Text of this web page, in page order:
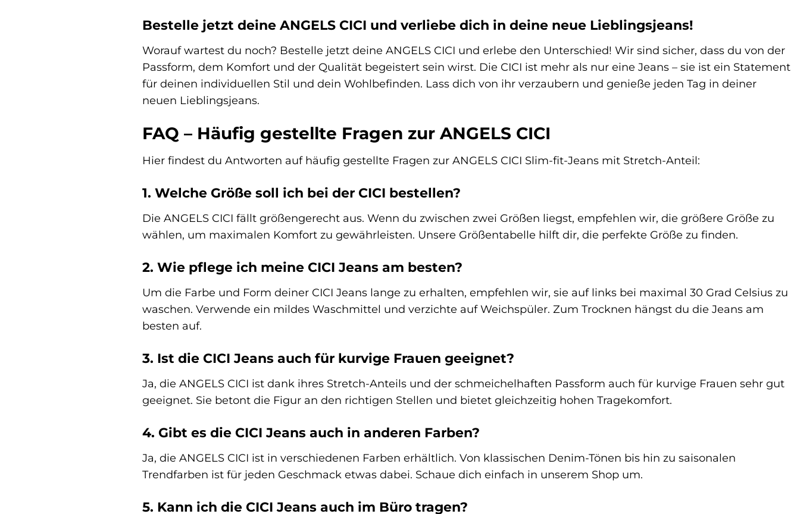
Bestelle jetzt deine ANGELS CICI und verliebe dich in deine neue Lieblingsjeans!
Worauf wartest du noch? Bestelle jetzt deine ANGELS CICI und erlebe den Unterschied! Wir sind sicher, dass du von der
Passform, dem Komfort und der Qualität begeistert sein wirst. Die CICI ist mehr als nur eine Jeans – sie ist ein Statement
für deinen individuellen Stil und dein Wohlbefinden. Lass dich von ihr verzaubern und genieße jeden Tag in deiner
neuen Lieblingsjeans.
FAQ – Häufig gestellte Fragen zur ANGELS CICI
Hier findest du Antworten auf häufig gestellte Fragen zur ANGELS CICI Slim-fit-Jeans mit Stretch-Anteil:
1. Welche Größe soll ich bei der CICI bestellen?
Die ANGELS CICI fällt größengerecht aus. Wenn du zwischen zwei Größen liegst, empfehlen wir, die größere Größe zu
wählen, um maximalen Komfort zu gewährleisten. Unsere Größentabelle hilft dir, die perfekte Größe zu finden.
2. Wie pflege ich meine CICI Jeans am besten?
Um die Farbe und Form deiner CICI Jeans lange zu erhalten, empfehlen wir, sie auf links bei maximal 30 Grad Celsius zu
waschen. Verwende ein mildes Waschmittel und verzichte auf Weichspüler. Zum Trocknen hängst du die Jeans am
besten auf.
3. Ist die CICI Jeans auch für kurvige Frauen geeignet?
Ja, die ANGELS CICI ist dank ihres Stretch-Anteils und der schmeichelhaften Passform auch für kurvige Frauen sehr gut
geeignet. Sie betont die Figur an den richtigen Stellen und bietet gleichzeitig hohen Tragekomfort.
4. Gibt es die CICI Jeans auch in anderen Farben?
Ja, die ANGELS CICI ist in verschiedenen Farben erhältlich. Von klassischen Denim-Tönen bis hin zu saisonalen
Trendfarben ist für jeden Geschmack etwas dabei. Schaue dich einfach in unserem Shop um.
5. Kann ich die CICI Jeans auch im Büro tragen?